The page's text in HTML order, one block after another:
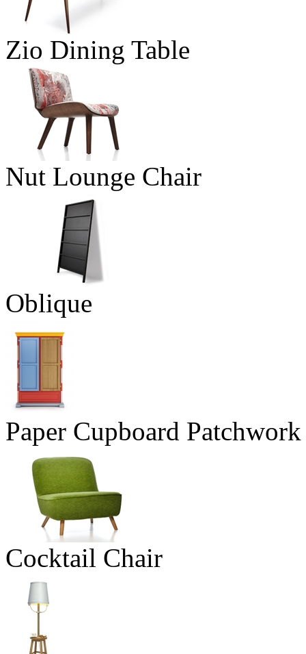
Zio Dining Table
Nut Lounge Chair
Oblique
Paper Cupboard Patchwork
Cocktail Chair